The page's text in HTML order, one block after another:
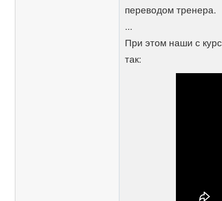
переводом тренера.
...
При этом наши с
так: